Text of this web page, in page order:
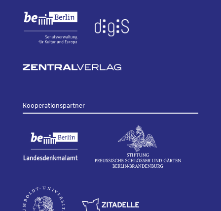
Kooperationspartner